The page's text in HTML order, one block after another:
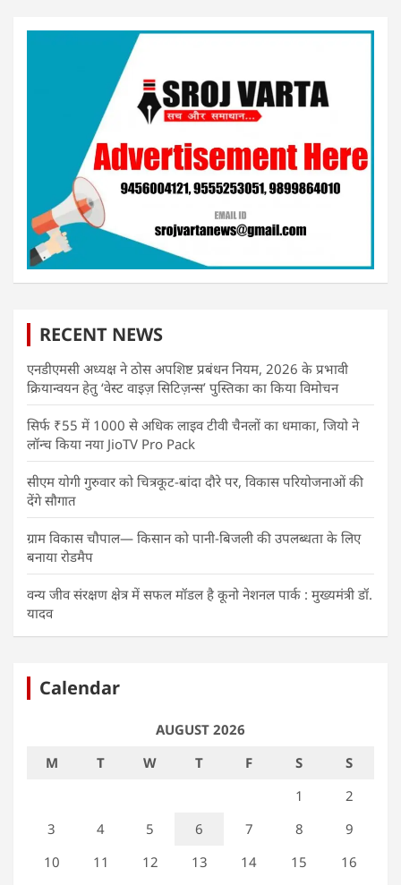
RECENT NEWS
एनडीएमसी अध्यक्ष ने ठोस अपशिष्ट प्रबंधन नियम, 2026 के प्रभावी
क्रियान्वयन हेतु ‘वेस्ट वाइज़ सिटिज़न्स’ पुस्तिका का किया विमोचन
सिर्फ ₹55 में 1000 से अधिक लाइव टीवी चैनलों का धमाका, जियो ने
लॉन्च किया नया JioTV Pro Pack
सीएम योगी गुरुवार को चित्रकूट-बांदा दौरे पर, विकास परियोजनाओं की
देंगे सौगात
ग्राम विकास चौपाल— किसान को पानी-बिजली की उपलब्धता के लिए
बनाया रोडमैप
वन्य जीव संरक्षण क्षेत्र में सफल मॉडल है कूनो नेशनल पार्क : मुख्यमंत्री डॉ.
यादव
Calendar
AUGUST 2026
M
T W T F S
S
1
2
3
4 5 6 7 8
9
10
11 12 13 14 15
16